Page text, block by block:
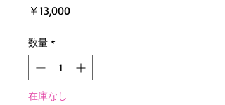
￥13,000価
数量 *
在庫なし